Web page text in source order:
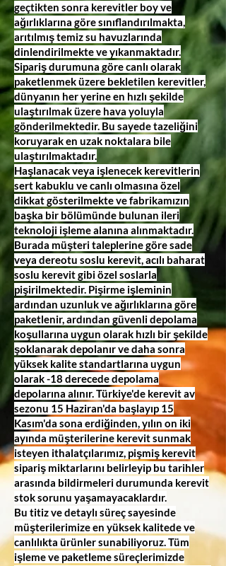
geçtikten sonra kerevitler boy ve
ağırlıklarına göre sınıflandırılmakta,
arıtılmış temiz su havuzlarında
dinlendirilmekte ve yıkanmaktadır.
Sipariş durumuna göre canlı olarak
paketlenmek üzere bekletilen kerevitler,
dünyanın her yerine en hızlı şekilde
ulaştırılmak üzere hava yoluyla
gönderilmektedir. Bu sayede tazeliğini
koruyarak en uzak noktalara bile
ulaştırılmaktadır.
Haşlanacak veya işlenecek kerevitlerin
sert kabuklu ve canlı olmasına özel
dikkat gösterilmekte ve fabrikamızın
başka bir bölümünde bulunan ileri
teknoloji işleme alanına alınmaktadır.
Burada müşteri taleplerine göre sade
veya dereotu soslu kerevit, acılı baharat
soslu kerevit gibi özel soslarla
pişirilmektedir. Pişirme işleminin
ardından uzunluk ve ağırlıklarına göre
paketlenir, ardından güvenli depolama
koşullarına uygun olarak hızlı bir şekilde
şoklanarak depolanır ve daha sonra
yüksek kalite standartlarına uygun
olarak -18 derecede depolama
depolarına alınır. Türkiye'de kerevit av
sezonu 15 Haziran'da başlayıp 15
Kasım'da sona erdiğinden, yılın on iki
ayında müşterilerine kerevit sunmak
isteyen ithalatçılarımız, pişmiş kerevit
sipariş miktarlarını belirleyip bu tarihler
arasında bildirmeleri durumunda kerevit
stok sorunu yaşamayacaklardır.
Bu titiz ve detaylı süreç sayesinde
müşterilerimize en yüksek kalitede ve
canlılıkta ürünler sunabiliyoruz. Tüm
işleme ve paketleme süreçlerimizde